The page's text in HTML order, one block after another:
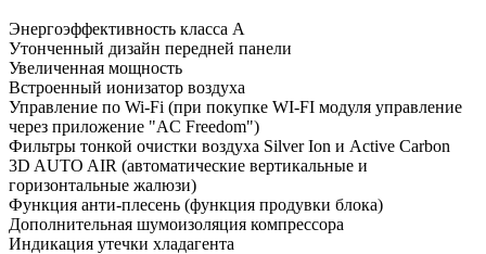
Энергоэффективность класса А
Утонченный дизайн передней панели
Увеличенная мощность
Встроенный ионизатор воздуха
Управление по Wi-Fi (при покупке WI-FI модуля управление
через приложение "AC Freedom")
Фильтры тонкой очистки воздуха Silver Ion и Active Carbon
3D AUTO AIR (автоматические вертикальные и
горизонтальные жалюзи)
Функция анти-плесень (функция продувки блока)
Дополнительная шумоизоляция компрессора
Индикация утечки хладагента